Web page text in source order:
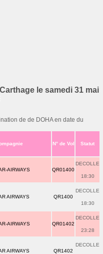
le samedi 31 mai
de de DOHA en date du
N° de Vol Statut
AIRWAYS QR01400
DECOLLE
18:30
AIRWAYS QR1400
DECOLLE
18:30
AIRWAYS QR01402
DECOLLE
23:28
AIRWAYS QR1402
DECOLLE